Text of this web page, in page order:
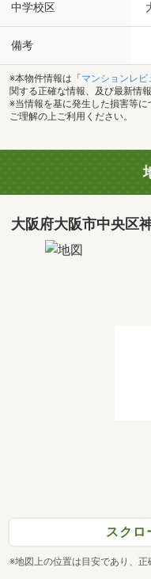
中学校区
備考
※本物件情報は「 マンションレビ
関する正確な情報、及び最新情
※当情報を基に発生した損害等
ご理解の上ご利用ください。
大阪府大阪市中央区
スクロ
※地図上の位置は目安であり、正